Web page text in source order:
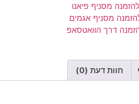
להזמנה מסניף פיאנו
מסניף אגמים
דרך הוואטסאפ
חוות דעת (0)